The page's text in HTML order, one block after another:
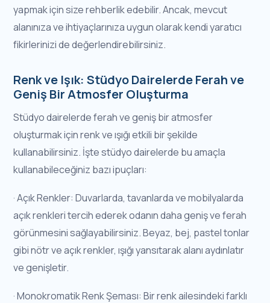
yapmak için size rehberlik edebilir. Ancak, mevcut
alanınıza ve ihtiyaçlarınıza uygun olarak kendi yaratıcı
fikirlerinizi de değerlendirebilirsiniz.
Renk ve Işık: Stüdyo Dairelerde Ferah ve
Geniş Bir Atmosfer Oluşturma
Stüdyo dairelerde ferah ve geniş bir atmosfer
oluşturmak için renk ve ışığı etkili bir şekilde
kullanabilirsiniz. İşte stüdyo dairelerde bu amaçla
kullanabileceğiniz bazı ipuçları:
· Açık Renkler: Duvarlarda, tavanlarda ve mobilyalarda
açık renkleri tercih ederek odanın daha geniş ve ferah
görünmesini sağlayabilirsiniz. Beyaz, bej, pastel tonlar
gibi nötr ve açık renkler, ışığı yansıtarak alanı aydınlatır
ve genişletir.
· Monokromatik Renk Şeması: Bir renk ailesindeki farklı